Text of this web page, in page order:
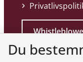
Du